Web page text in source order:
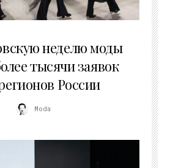
неделю моды
тысячи заявок
России
Moda